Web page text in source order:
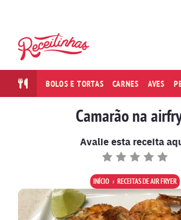
BOLOS E TORTAS CARNES AVES
Camarão na
Avalie esta receita
INÍCIO RECEITAS DE AIR FRYER